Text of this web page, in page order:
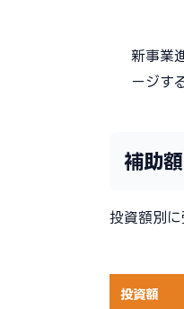
新事業
ージす
補助
投資額別に
投資額